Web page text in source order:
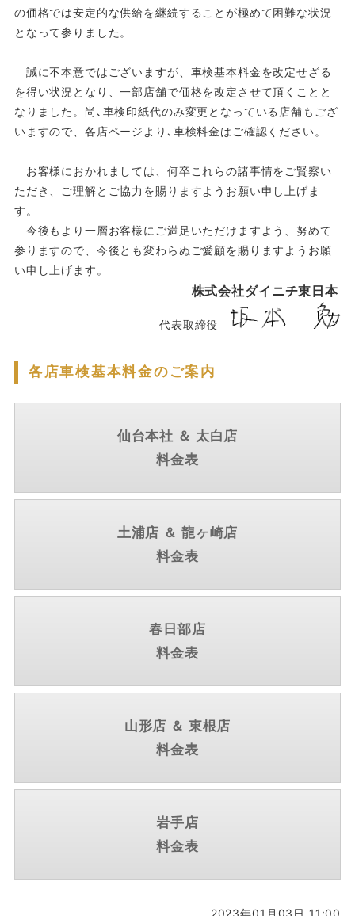
の価格では安定的な供給を継続することが極めて困難な状況
となって参りました。
誠に不本意ではございますが、車検基本料金を改定せざる
を得い状況となり、一部店舗で価格を改定させて頂くことと
なりました。尚､車検印紙代のみ変更となっている店舗もござ
いますので、各店ページより､車検料金はご確認ください。
お客様におかれましては、何卒これらの諸事情をご賢察い
ただき、ご理解とご協力を賜りますようお願い申し上げま
す。
今後もより一層お客様にご満足いただけますよう、努めて
参りますので、今後とも変わらぬご愛顧を賜りますようお願
い申し上げます。
株式会社ダイニチ東日本
代表取締役
各店車検基本料金のご案内
仙台本社 ＆ 太白店
料金表
土浦店 ＆ 龍ヶ崎店
料金表
春日部店
料金表
山形店 ＆ 東根店
料金表
岩手店
料金表
2023年01月03日 11:00